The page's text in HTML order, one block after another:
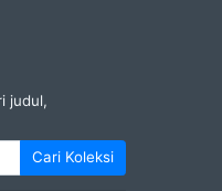
judul,
Cari Koleksi